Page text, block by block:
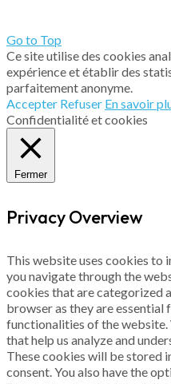
Go to Top
Ce site utilise des cookies
expérience et établir des
parfaitement anonyme.
Accepter Refuser En savoir
Confidentialité et cookies
Fermer
Privacy Overview
This website uses cookies to
you navigate through the
cookies that are categorized
browser as they are
functionalities of the
that help us analyze and
These cookies will be stored
consent. You also have the